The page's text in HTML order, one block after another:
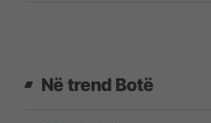
Në trend Botë